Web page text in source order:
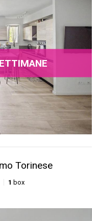
Torinese
1 box